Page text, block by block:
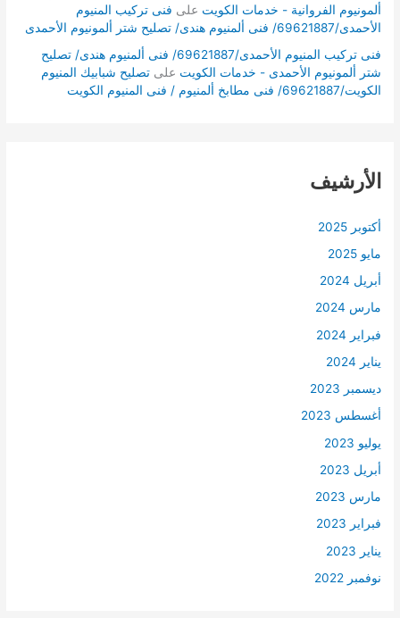
ألمونيوم الفروانية - خدمات الكويت على فنى تركيب المنيوم
الأحمدى/69621887/ فنى ألمنيوم هندى/ تصليح شتر ألمونيوم الأحمدى
فنى تركيب المنيوم الأحمدى/69621887/ فنى ألمنيوم هندى/ تصليح
شتر ألمونيوم الأحمدى - خدمات الكويت علىتصليح شبابيك المنيوم
الكويت/69621887/ فنى مطابخ ألمنيوم / فنى المنيوم الكويت
الأرشيف
أكتوبر 2025
مايو 2025
أبريل 2024
مارس 2024
فبراير 2024
يناير 2024
ديسمبر 2023
أغسطس 2023
يوليو 2023
أبريل 2023
مارس 2023
فبراير 2023
يناير 2023
نوفمبر 2022